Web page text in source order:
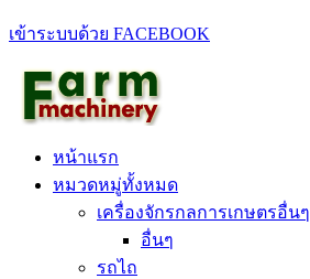
เข้าระบบด้วย FACEBOOK
หน้าแรก
หมวดหมู่ทั้งหมด
เครื่องจักรกลการเกษตรอื่นๆ
อื่นๆ
รถไถ